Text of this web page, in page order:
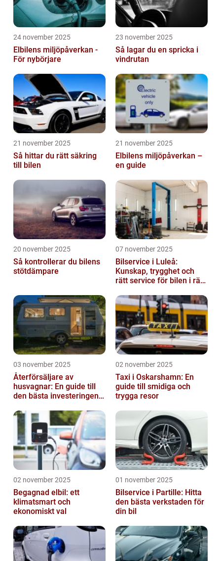
24 november 2025
Elbilens miljöpåverkan -
För nybörjare
23 november 2025
Så lagar du en spricka i
vindrutan
21 november 2025
Så hittar du rätt säkring
till bilen
21 november 2025
Elbilens miljöpåverkan –
en guide
20 november 2025
Så kontrollerar du bilens
stötdämpare
07 november 2025
Bilservice i Luleå:
Kunskap, trygghet och
rätt service för bilen i rätt
03 november 2025
Återförsäljare av
husvagnar: En guide till
den bästa investeringen
02 november 2025
Taxi i Oskarshamn: En
guide till smidiga och
trygga resor
02 november 2025
Begagnad elbil: ett
klimatsmart och
ekonomiskt val
01 november 2025
Bilservice i Partille: Hitta
den bästa verkstaden för
din bil